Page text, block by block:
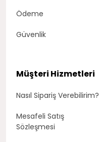
Ödeme
Güvenlik
Müşteri Hizmetleri
Nasıl Sipariş Verebilirim?
Mesafeli Satış
Sözleşmesi